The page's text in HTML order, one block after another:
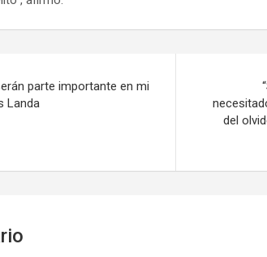
parte importante en mi
Landa
del